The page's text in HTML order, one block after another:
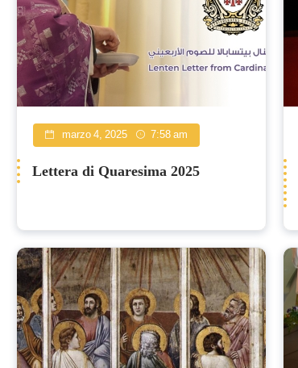
marzo 4, 2025 7:58 am
Lettera di Quaresima 2025